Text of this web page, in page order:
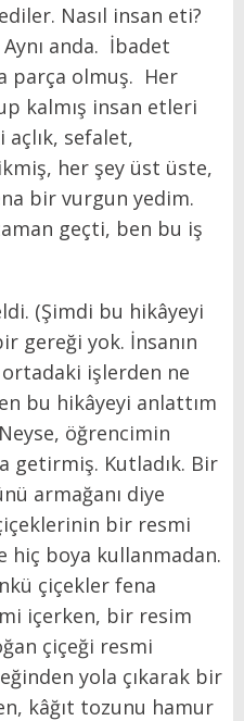
Nasıl insan eti?
anda. İbadet
parça olmuş. Her
kalmış insan etleri
açlık, sefalet,
her şey üst üste,
bir vurgun yedim.
geçti, ben bu iş
(Şimdi bu hikâyeyi
gereği yok. İnsanın
işlerden ne
bu hikâyeyi anlattım
öğrencimin
getirmiş. Kutladık. Bir
armağanı diye
bir resmi
hiç boya kullanmadan.
çiçekler fena
içerken, bir resim
çiçeği resmi
yola çıkarak bir
kâğıt tozunu hamur